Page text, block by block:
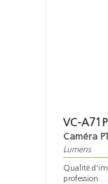
VC-A71P
Caméra
Lumens
Qualité
profession . .